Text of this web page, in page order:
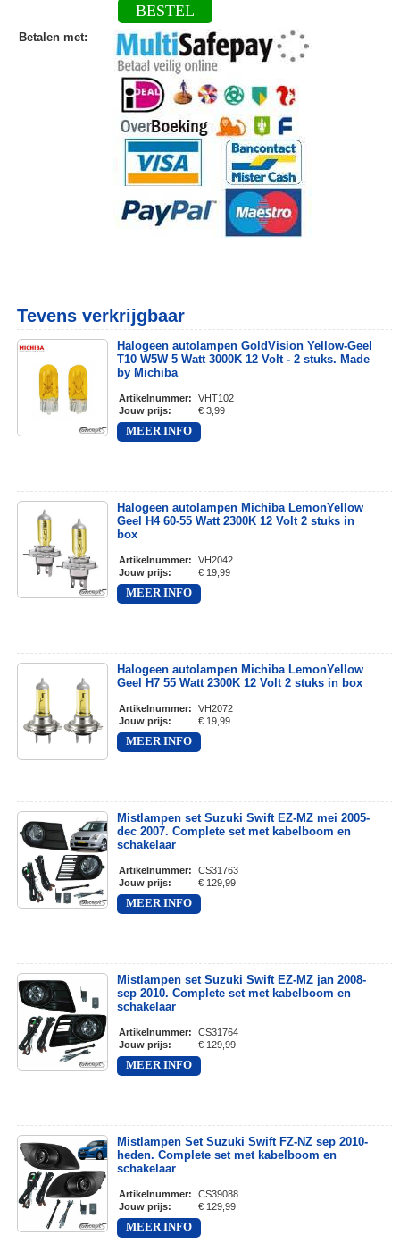
BESTEL
Betalen met:
Tevens verkrijgbaar
Halogeen autolampen GoldVision Yellow-Geel
T10 W5W 5 Watt 3000K 12 Volt - 2 stuks. Made
by Michiba
Artikelnummer:
VHT102
Jouw prijs: € 3,99
MEER INFO
Halogeen autolampen Michiba LemonYellow
Geel H4 60-55 Watt 2300K 12 Volt 2 stuks in
box
Artikelnummer:
VH2042
Jouw prijs: € 19,99
MEER INFO
Halogeen autolampen Michiba LemonYellow
Geel H7 55 Watt 2300K 12 Volt 2 stuks in box
Artikelnummer:
VH2072
Jouw prijs: € 19,99
MEER INFO
Mistlampen set Suzuki Swift EZ-MZ mei 2005-
dec 2007. Complete set met kabelboom en
schakelaar
Artikelnummer:
CS31763
Jouw prijs: € 129,99
MEER INFO
Mistlampen set Suzuki Swift EZ-MZ jan 2008-
sep 2010. Complete set met kabelboom en
schakelaar
Artikelnummer:
CS31764
Jouw prijs: € 129,99
MEER INFO
Mistlampen Set Suzuki Swift FZ-NZ sep 2010-
heden. Complete set met kabelboom en
schakelaar
Artikelnummer:
CS39088
Jouw prijs: € 129,99
MEER INFO